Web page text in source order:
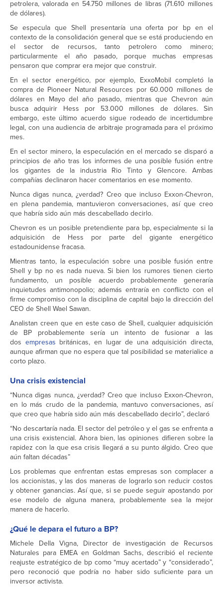
petrolera, valorada en 54.750 millones de libras (71.610 millones
de dólares).
Se especula que Shell presentaría una oferta por bp en el
contexto de la consolidación general que se está produciendo en
el sector de recursos, tanto petrolero como minero;
particularmente el año pasado, porque muchas empresas
pensaron que comprar era mejor que construir.
En el sector energético, por ejemplo, ExxoMobil completó la
compra de Pioneer Natural Resources por 60.000 millones de
dólares en Mayo del año pasado, mientras que Chevron aún
busca adquirir Hess por 53.000 millones de dólares. Sin
embargo, este último acuerdo sigue rodeado de incertidumbre
legal, con una audiencia de arbitraje programada para el próximo
mes.
En el sector minero, la especulación en el mercado se disparó a
principios de año tras los informes de una posible fusión entre
los gigantes de la industria Rio Tinto y Glencore. Ambas
compañías declinaron hacer comentarios en ese momento.
Nunca digas nunca, ¿verdad? Creo que incluso Exxon-Chevron,
en plena pandemia, mantuvieron conversaciones, así que creo
que habría sido aún más descabellado decirlo.
Chevron es un posible pretendiente para bp, especialmente si la
adquisición de Hess por parte del gigante energético
estadounidense fracasa.
Mientras tanto, la especulación sobre una posible fusión entre
Shell y bp no es nada nueva. Si bien los rumores tienen cierto
fundamento, un posible acuerdo probablemente generaría
inquietudes antimonopolio; además entraría en conflicto con el
firme compromiso con la disciplina de capital bajo la dirección del
CEO de Shell Wael Sawan.
Analistan creen que en este caso de Shell, cualquier adquisición
de BP probablemente sería un intento de fusionar a las
dos empresas británicas, en lugar de una adquisición directa,
aunque afirman que no espera que tal posibilidad se materialice a
corto plazo.
Una crisis existencial
“Nunca digas nunca, ¿verdad? Creo que incluso Exxon-Chevron,
en lo más crudo de la pandemia, mantuvo conversaciones, así
que creo que habría sido aún más descabellado decirlo”, declaró
“No descartaría nada. El sector del petróleo y el gas se enfrenta a
una crisis existencial. Ahora bien, las opiniones difieren sobre la
rapidez con la que esa crisis llegará a su punto álgido. Creo que
aún faltan décadas”
Los problemas que enfrentan estas empresas son complacer a
los accionistas, y las dos maneras de lograrlo son reducir costos
y obtener ganancias. Así que, si se puede seguir apostando por
ese modelo de alguna manera, probablemente sea la mejor
manera de hacerlo.
¿Qué le depara el futuro a BP?
Michele Della Vigna, Director de investigación de Recursos
Naturales para EMEA en Goldman Sachs, describió el reciente
reajuste estratégico de bp como “muy acertado” y “considerado”,
pero reconoció que podría no haber sido suficiente para un
inversor activista.